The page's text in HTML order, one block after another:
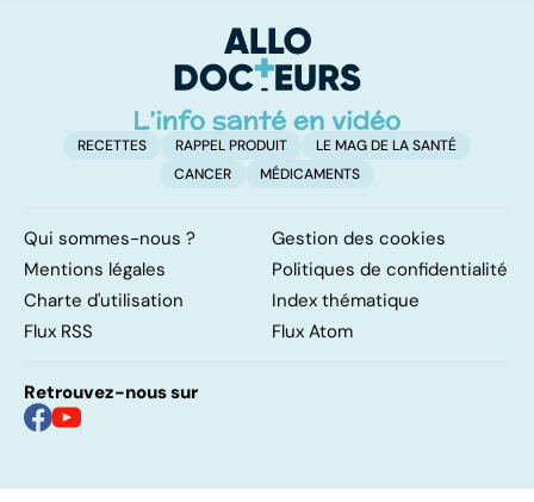
RECETTES RAPPEL PRODUIT
LE MAG DE LA SANTÉ
CANCER
MÉDICAMENTS
Qui sommes-nous ?
Gestion des cookies
Mentions légales
Politiques de confidentialité
Charte d'utilisation
Index thématique
Flux RSS
Flux Atom
Retrouvez-nous sur